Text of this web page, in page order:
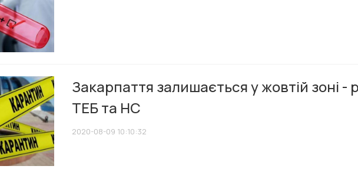
Закарпаття залишається у жовтій зоні -
ТЕБ та НС
2020-08-09 10:10:32